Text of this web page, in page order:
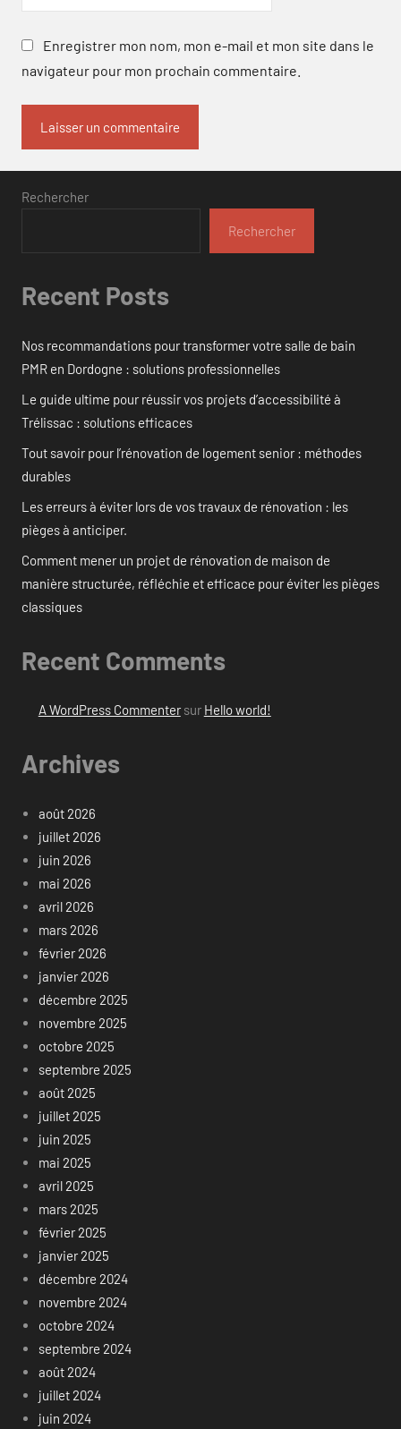
Enregistrer mon nom, mon e-mail et mon site dans le
navigateur pour mon prochain commentaire.
Rechercher
Rechercher
Recent Posts
Nos recommandations pour transformer votre salle de bain
PMR en Dordogne : solutions professionnelles
Le guide ultime pour réussir vos projets d’accessibilité à
Trélissac : solutions efficaces
Tout savoir pour l’rénovation de logement senior : méthodes
durables
Les erreurs à éviter lors de vos travaux de rénovation : les
pièges à anticiper.
Comment mener un projet de rénovation de maison de
manière structurée, réfléchie et efficace pour éviter les pièges
classiques
Recent Comments
A WordPress Commentersur Hello world!
Archives
août 2026
juillet 2026
juin 2026
mai 2026
avril 2026
mars 2026
février 2026
janvier 2026
décembre 2025
novembre 2025
octobre 2025
septembre 2025
août 2025
juillet 2025
juin 2025
mai 2025
avril 2025
mars 2025
février 2025
janvier 2025
décembre 2024
novembre 2024
octobre 2024
septembre 2024
août 2024
juillet 2024
juin 2024